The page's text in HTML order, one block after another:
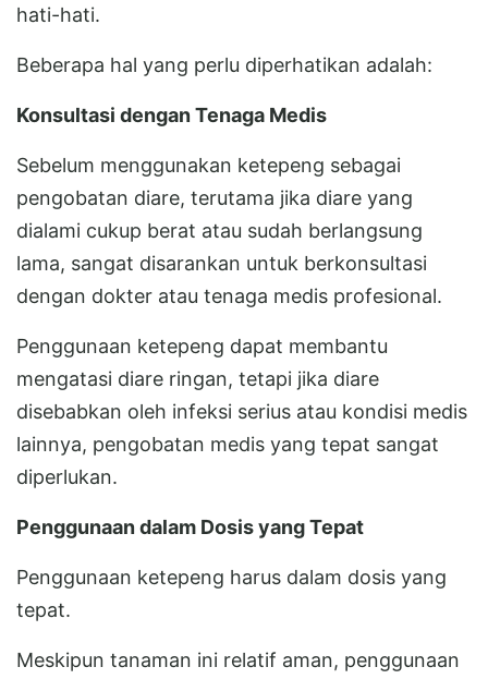
hati-hati.
Beberapa hal yang perlu diperhatikan adalah:
Konsultasi dengan Tenaga Medis
Sebelum menggunakan ketepeng sebagai
pengobatan diare, terutama jika diare yang
dialami cukup berat atau sudah berlangsung
lama, sangat disarankan untuk berkonsultasi
dengan dokter atau tenaga medis profesional.
Penggunaan ketepeng dapat membantu
mengatasi diare ringan, tetapi jika diare
disebabkan oleh infeksi serius atau kondisi medis
lainnya, pengobatan medis yang tepat sangat
diperlukan.
Penggunaan dalam Dosis yang Tepat
Penggunaan ketepeng harus dalam dosis yang
tepat.
Meskipun tanaman ini relatif aman, penggunaan